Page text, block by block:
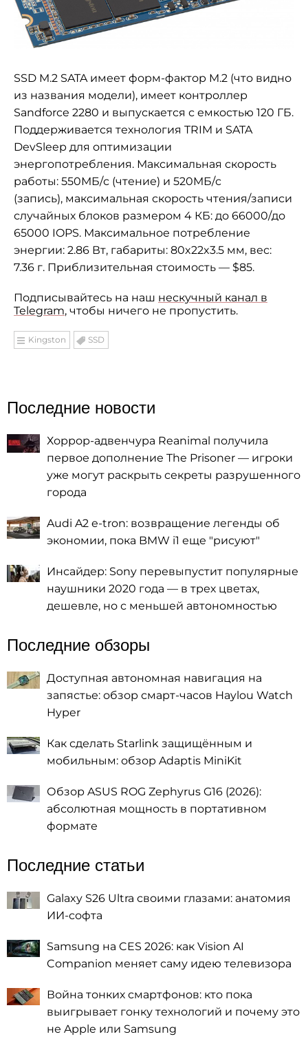
SSD M.2 SATA имеет форм-фактор M.2 (что видно
из названия модели), имеет контроллер
Sandforce 2280 и выпускается с емкостью 120 ГБ.
Поддерживается технология TRIM и SATA
DevSleep для оптимизации
энергопотребления. Максимальная скорость
работы: 550МБ/с (чтение) и 520МБ/с
(запись), максимальная скорость чтения/записи
случайных блоков размером 4 КБ: до 66000/до
65000 IOPS. Максимальное потребление
энергии: 2.86 Вт, габариты: 80x22x3.5 мм, вес:
7.36 г. Приблизительная стоимость — $85.
Подписывайтесь на наш нескучный канал в
Telegram, чтобы ничего не пропустить.
Kingston SSD
Последние новости
Хоррор-адвенчура Reanimal получила
первое дополнение The Prisoner — игроки
уже могут раскрыть секреты разрушенного
города
Audi A2 e-tron: возвращение легенды об
экономии, пока BMW i1 еще "рисуют"
Инсайдер: Sony перевыпустит популярные
наушники 2020 года — в трех цветах,
дешевле, но с меньшей автономностью
Последние обзоры
Доступная автономная навигация на
запястье: обзор смарт-часов Haylou Watch
Hyper
Как сделать Starlink защищённым и
мобильным: обзор Adaptis MiniKit
Обзор ASUS ROG Zephyrus G16 (2026):
абсолютная мощность в портативном
формате
Последние статьи
Galaxy S26 Ultra своими глазами: анатомия
ИИ-софта
Samsung на CES 2026: как Vision AI
Companion меняет саму идею телевизора
Война тонких смартфонов: кто пока
выигрывает гонку технологий и почему это
не Apple или Samsung